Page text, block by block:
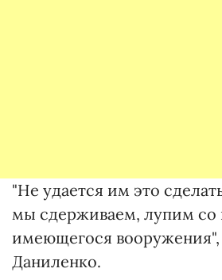
"Не удается им это
мы сдерживаем, лупим со
имеющегося
Даниленко.